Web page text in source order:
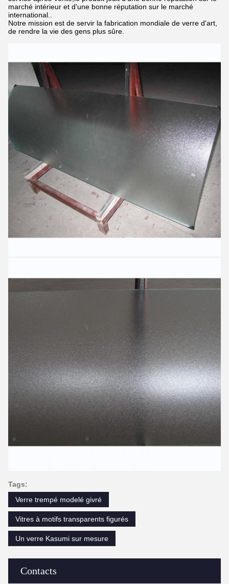
Contacts
marché intérieur et d'une bonne réputation sur le marché
international..
Notre mission est de servir la fabrication mondiale de verre d'art,
de rendre la vie des gens plus sûre.
Tags:
Verre trempé modelé givré
Vitres à motifs transparents figurés
Un verre Kasumi sur mesure